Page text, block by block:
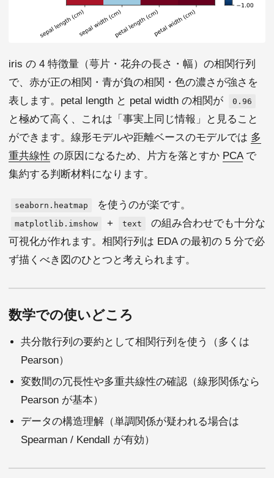
iris の 4 特徴量（萼片・花弁の長さ・幅）の相関行列
で、赤が正の相関・青が負の相関・色の濃さが強さを
表します。petal length と petal width の相関が
0.96
と極めて高く、これは「事実上同じ情報」と見ること
ができます。線形モデルや距離ベースのモデルでは 多
重共線性 の原因になるため、片方を落とすか PCAで
集約する判断材料になります。
seaborn.heatmap を使うのが楽です。
matplotlib.imshow + text
の組み合わせでも十分な
可視化が作れます。相関行列は EDA の最初の 5 分で必
ず描くべき図のひとつと考えられます。
数学での使いどころ
共分散行列の要約として相関行列を使う（多くは
Pearson）
変数間の冗長性や多重共線性の確認（線形関係なら
Pearson が基本）
データの構造理解（単調関係が疑われる場合は
Spearman / Kendall が有効）